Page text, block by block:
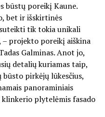
būstų poreikį Kaune.
bet ir išskirtinės
tik tokia unikali
– projekto poreikį aiškina
Galminas. Anot jo,
detalių kuriamas taip,
pirkėjų lūkesčius,
panoraminiais
plytelėmis fasado